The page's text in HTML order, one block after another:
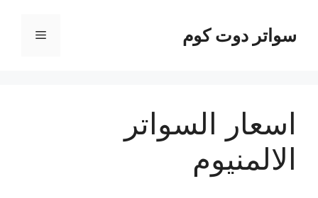
المحتوىسواتر دوت كوم القائمة
اسعار السواتر
الالمنيوم